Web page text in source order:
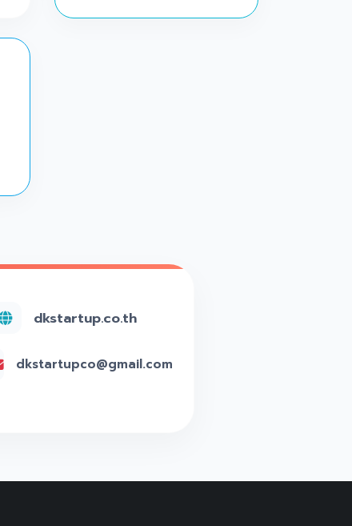
dkstartup.co.th
dkstartupco@gmail.com